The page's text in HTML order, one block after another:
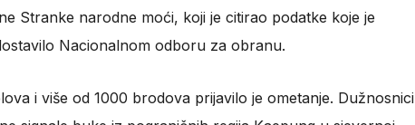
Stranke narodne moći, koji je citirao podatke koje je
Nacionalnom odboru za obranu.
i više od 1000 brodova prijavilo je ometanje. Dužnosnici